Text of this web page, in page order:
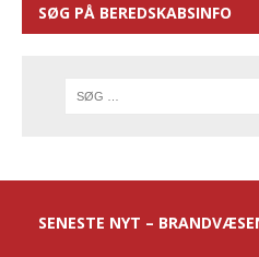
SØG PÅ BEREDSKABSINFO
SENESTE NYT –